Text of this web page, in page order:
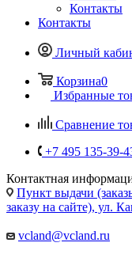
Контакты
Контакты
Личный
Корзина0
Избранные
Сравнение
+7 495 135-39-
Контактная
Пункт выдачи
заказу на сайте), ул.
vcland@vcland.ru